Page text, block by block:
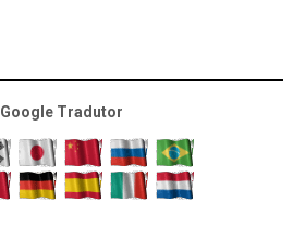
Google Tradutor